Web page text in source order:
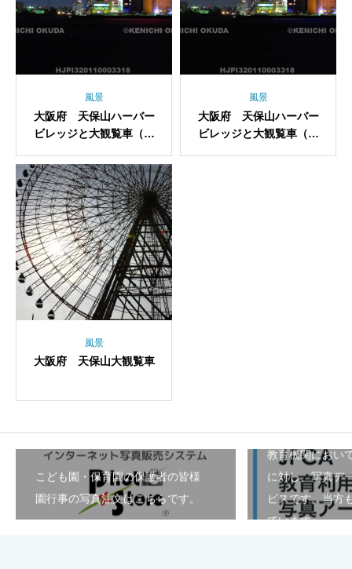
風景
大阪府 天保山ハーバー
ビレッジと大観覧車（夜
風景
大阪府 天保山ハーバー
ビレッジと大観覧車（夜
風景
大阪府 天保山大観覧車
こども園・保育園の保護者の皆様
園行事の写真注文はこちらです。
教育機関におい
に対し、写真デ
ビスです。当方
ています。